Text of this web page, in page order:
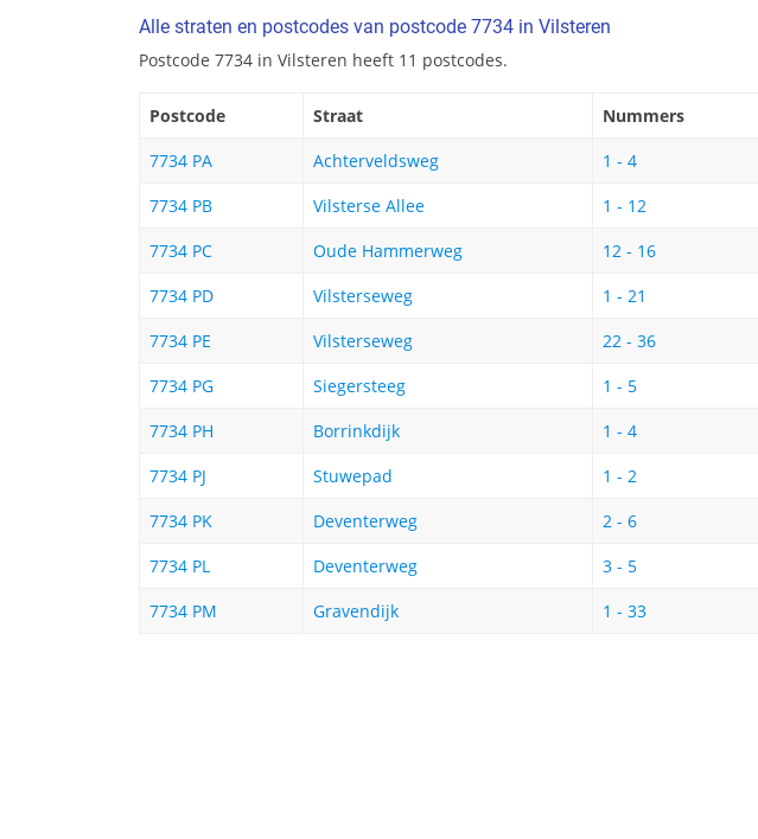
Alle straten en postcodes van postcode 7734 in Vilsteren
Postcode 7734 in Vilsteren heeft 11 postcodes.
Postcode Straat
Nummers
7734 PA
Achterveldsweg
1 - 4
7734 PB
Vilsterse Allee
1 - 12
7734 PC
Oude Hammerweg
12 - 16
7734 PD
Vilsterseweg
1 - 21
7734 PE
Vilsterseweg
22 - 36
7734 PG
Siegersteeg
1 - 5
7734 PH
Borrinkdijk
1 - 4
7734 PJ
Stuwepad
1 - 2
7734 PK
Deventerweg
2 - 6
7734 PL
Deventerweg
3 - 5
7734 PM
Gravendijk 1 - 33